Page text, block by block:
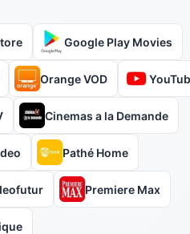
Google Play Movies
Orange VOD
Cinemas a la Demande
Pathé Home
Premiere Max